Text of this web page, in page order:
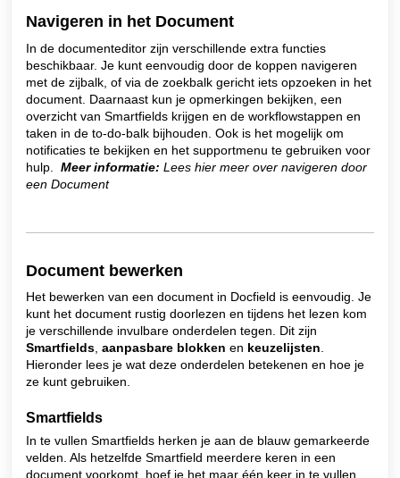
Navigeren in het Document
In de documenteditor zijn verschillende extra functies
beschikbaar. Je kunt eenvoudig door de koppen navigeren
met de zijbalk, of via de zoekbalk gericht iets opzoeken in het
document. Daarnaast kun je opmerkingen bekijken, een
overzicht van Smartfields krijgen en de workflowstappen en
taken in de to-do-balk bijhouden. Ook is het mogelijk om
notificaties te bekijken en het supportmenu te gebruiken voor
hulp. Meer informatie: Lees hier meer over navigeren door
een Document
Document bewerken
Het bewerken van een document in Docfield is eenvoudig. Je
kunt het document rustig doorlezen en tijdens het lezen kom
je verschillende invulbare onderdelen tegen. Dit zijn
Smartfields aanpasbare blokken en keuzelijsten
Hieronder lees je wat deze onderdelen betekenen en hoe je
ze kunt gebruiken.
Smartfields
In te vullen Smartfields herken je aan de blauw gemarkeerde
velden. Als hetzelfde Smartfield meerdere keren in een
document voorkomt, hoef je het maar één keer in te vullen.